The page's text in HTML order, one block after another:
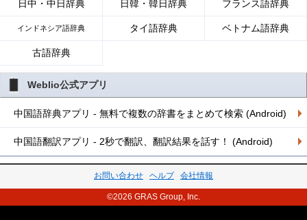
日中・中日辞典 日韓・韓日辞典 フランス語辞典
インドネシア語辞典 タイ語辞典 ベトナム語辞典
古語辞典
Weblio公式アプリ
中国語辞典アプリ - 無料で複数の辞書をまとめて検索 (Android)
中国語翻訳アプリ - 2秒で翻訳、翻訳結果を話す！ (Android)
お問い合わせ ヘルプ 会社情報
©2026 GRAS Group, Inc.